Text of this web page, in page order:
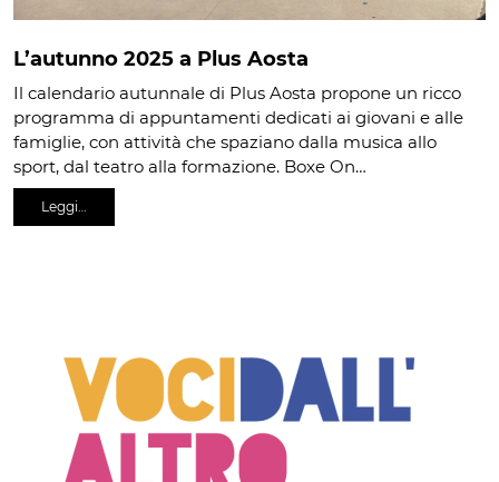
L’autunno 2025 a Plus Aosta
Il calendario autunnale di Plus Aosta propone un ricco
programma di appuntamenti dedicati ai giovani e alle
famiglie, con attività che spaziano dalla musica allo
sport, dal teatro alla formazione. Boxe On…
Leggi…